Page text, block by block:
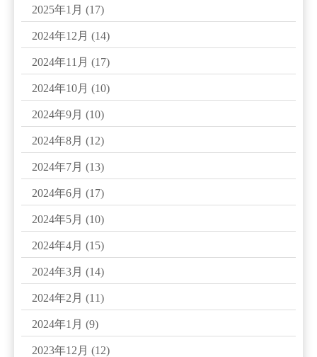
2025年1月 (17)
2024年12月 (14)
2024年11月 (17)
2024年10月 (10)
2024年9月 (10)
2024年8月 (12)
2024年7月 (13)
2024年6月 (17)
2024年5月 (10)
2024年4月 (15)
2024年3月 (14)
2024年2月 (11)
2024年1月 (9)
2023年12月 (12)